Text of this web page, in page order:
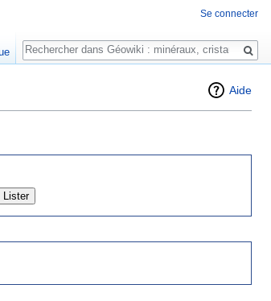
Aide
Se connecter
Rechercher